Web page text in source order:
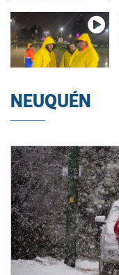
NEUQUÉN